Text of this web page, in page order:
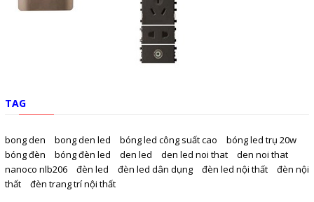
TAG
bong den bong den led bóng led công suất cao
bóng led trụ 20w
bóng đèn
bóng đèn led den led den led noi that
den noi that
nanoco nlb206
đèn led đèn led dân dụng đèn led nội thất
đèn nội
thất
đèn trang trí nội thất